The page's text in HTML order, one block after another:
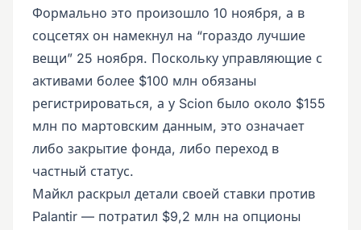
Формально это произошло 10 ноября, а в
соцсетях он намекнул на “гораздо лучшие
вещи” 25 ноября. Поскольку управляющие с
активами более $100 млн обязаны
регистрироваться, а у Scion было около $155
млн по мартовским данным, это означает
либо закрытие фонда, либо переход в
частный статус.
Майкл раскрыл детали своей ставки против
Palantir — потратил $9,2 млн на опционы